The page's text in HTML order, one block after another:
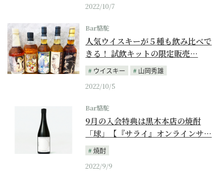
2022/10/7
Bar駱駝
人気ウイスキーが５種も飲み比べで
きる！ 試飲キットの限定販売…
ウイスキー
山岡秀雄
2022/10/5
Bar駱駝
9月の入会特典は黒木本店の焼酎
「球」【『サライ』オンラインサ…
焼酎
2022/9/9